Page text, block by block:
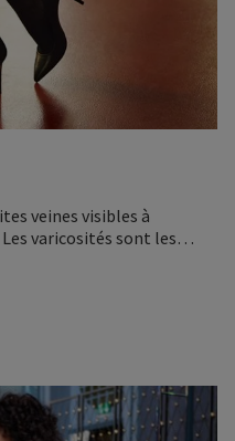
veines visibles à
varicosités sont les
aider à soulager les
d’autres